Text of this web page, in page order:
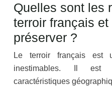
Quelles sont les
terroir français
préserver ?
Le terroir français est
inestimables. Il est
caractéristiques